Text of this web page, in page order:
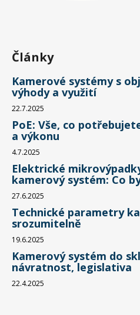
Články
Kamerové systémy s
výhody a využití
22.7.2025
PoE: Vše, co
a výkonu
4.7.2025
Elektrické
kamerový systém: Co
27.6.2025
Technické parametry
srozumitelně
19.6.2025
Kamerový systém do
návratnost, legislativa
22.4.2025